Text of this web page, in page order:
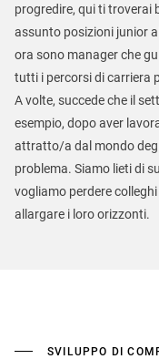
progredire, qui ti troverai
assunto posizioni junior
ora sono manager che
tutti i percorsi di carriera
A volte, succede che il
esempio, dopo aver
attratto/a dal mondo
problema. Siamo lieti di
vogliamo perdere
allargare i loro orizzonti.
SVILUPPO DI